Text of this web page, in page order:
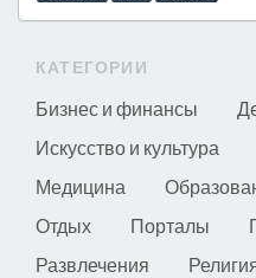
КАТЕГОРИИ
Бизнес и финансы
Искусство и культура
Медицина
Отдых
Порталы
Развлечения